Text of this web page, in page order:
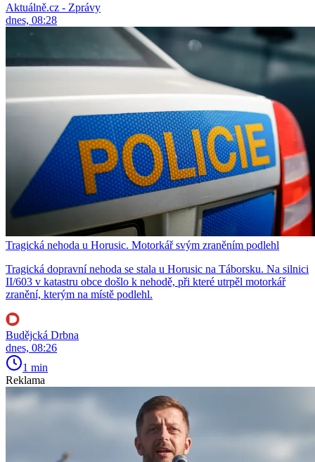
Aktuálně.cz - Zprávy
dnes, 08:28
Tragická nehoda u Horusic. Motorkář svým zraněním podlehl
Tragická dopravní nehoda se stala u Horusic na Táborsku. Na silnici
II/603 v katastru obce došlo k nehodě, při které utrpěl motorkář
zranění, kterým na místě podlehl.
Budějcká Drbna
dnes, 08:26
1 min
Reklama